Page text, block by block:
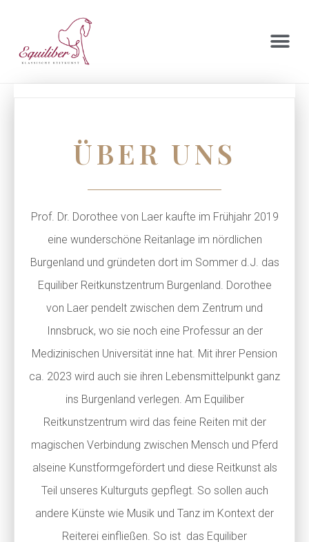
ÜBER UNS
Prof. Dr. Dorothee von Laer kaufte im Frühjahr 2019
eine wunderschöne Reitanlage im nördlichen
Burgenland und gründeten dort im Sommer d.J. das
Equiliber Reitkunstzentrum Burgenland. Dorothee
von Laer pendelt zwischen dem Zentrum und
Innsbruck, wo sie noch eine Professur an der
Medizinischen Universität inne hat. Mit ihrer Pension
ca. 2023 wird auch sie ihren Lebensmittelpunkt ganz
ins Burgenland verlegen. Am Equiliber
Reitkunstzentrum wird das feine Reiten mit der
magischen Verbindung zwischen Mensch und Pferd
alseine Kunstformgefördert und diese Reitkunst als
Teil unseres Kulturguts gepflegt. So sollen auch
andere Künste wie Musik und Tanz im Kontext der
Reiterei einfließen. So ist das Equiliber